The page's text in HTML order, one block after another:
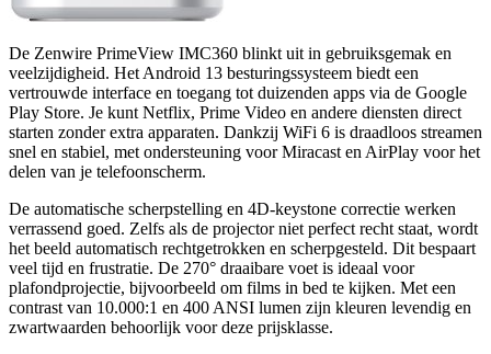
De Zenwire PrimeView IMC360 blinkt uit in gebruiksgemak en
veelzijdigheid. Het Android 13 besturingssysteem biedt een
vertrouwde interface en toegang tot duizenden apps via de Google
Play Store. Je kunt Netflix, Prime Video en andere diensten direct
starten zonder extra apparaten. Dankzij WiFi 6 is draadloos streamen
snel en stabiel, met ondersteuning voor Miracast en AirPlay voor het
delen van je telefoonscherm.
De automatische scherpstelling en 4D-keystone correctie werken
verrassend goed. Zelfs als de projector niet perfect recht staat, wordt
het beeld automatisch rechtgetrokken en scherpgesteld. Dit bespaart
veel tijd en frustratie. De 270° draaibare voet is ideaal voor
plafondprojectie, bijvoorbeeld om films in bed te kijken. Met een
contrast van 10.000:1 en 400 ANSI lumen zijn kleuren levendig en
zwartwaarden behoorlijk voor deze prijsklasse.